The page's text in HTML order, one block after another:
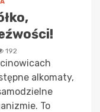
192
alkomaty,
To